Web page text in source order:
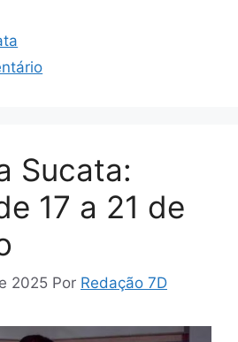
Sucata:
17 a 21 de
2025 Por Redação 7D